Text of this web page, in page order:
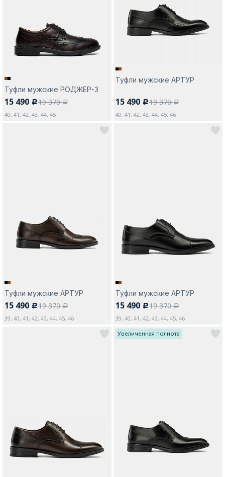
Туфли мужские РОДЖЕР-3
15 490 c19 370a
40, 41, 42, 43, 44, 45
Туфли мужские АРТУР
15 490 c19 370a
40, 41, 42, 43, 44, 45, 46
Туфли мужские АРТУР
15 490 c19 370a
39, 40, 41, 42, 43, 44, 45, 46
Туфли мужские АРТУР
15 490 c19 370a
39, 40, 41, 42, 43, 44, 45, 46
Увеличенная полнота